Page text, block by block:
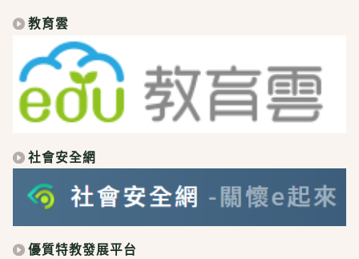
教育雲
社會安全網
優質特教發展平台